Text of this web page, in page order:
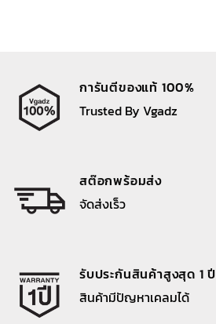
การันตีของแท้ 100%
Trusted By Vgadz
สต๊อกพร้อมส่ง
จัดส่งเร็ว
รับประกันสินค้าสูงสุด 1 ปี
สินค้ามีปัญหาเคลมได้